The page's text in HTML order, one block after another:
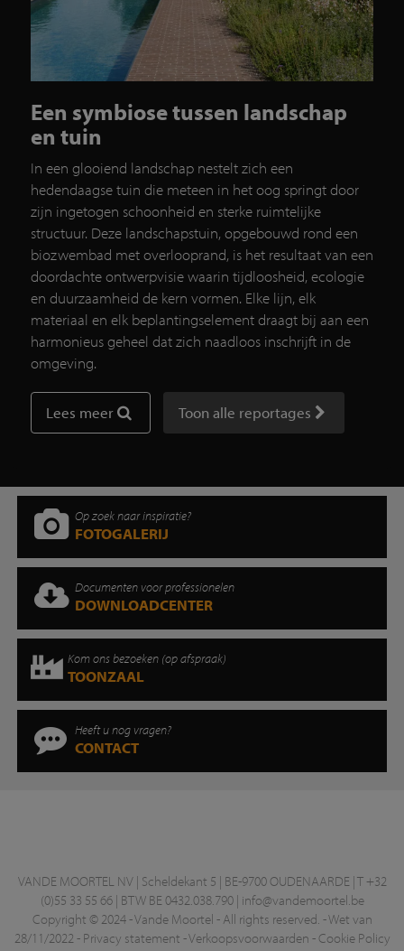
Een symbiose tussen landschap
en tuin
In een glooiend landschap nestelt zich een
hedendaagse tuin die meteen in het oog springt door
zijn ingetogen schoonheid en sterke ruimtelijke
structuur. Deze landschapstuin, opgebouwd rond een
biozwembad met overlooprand, is het resultaat van een
doordachte ontwerpvisie waarin tijdloosheid, ecologie
en duurzaamheid de kern vormen. Elke lijn, elk
materiaal en elk beplantingselement draagt bij aan een
harmonieus geheel dat zich naadloos inschrijft in de
omgeving.
Lees meer Toon alle reportages
Op zoek naar inspiratie?
FOTOGALERIJ
Documenten voor professionelen
DOWNLOADCENTER
Kom ons bezoeken (op afspraak)
TOONZAAL
Heeft u nog vragen?
CONTACT
VANDE MOORTEL NV | Scheldekant 5 | BE-9700 OUDENAARDE | T +32
(0)55 33 55 66 | BTW BE 0432.038.790 | info@vandemoortel.be
Copyright © 2024 - Vande Moortel - All rights reserved. -Wet van
28/11/2022- Privacy statement -Verkoopsvoorwaarden - Cookie Policy